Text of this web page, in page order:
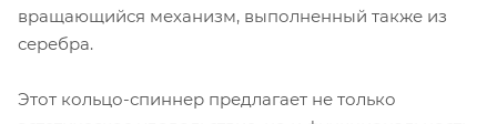
вращающийся механизм, выполненный также из
серебра.
Этот кольцо-спиннер предлагает не только